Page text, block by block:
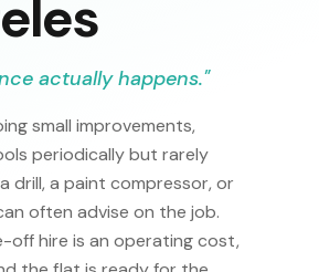
actually happens."
small improvements,
periodically but rarely
drill, a paint compressor, or
often advise on the job.
off hire is an operating cost,